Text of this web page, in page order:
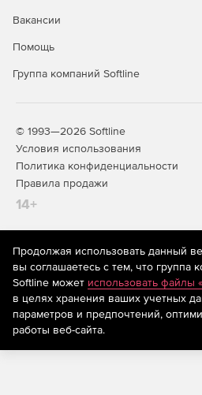
Вакансии
Помощь
Группа компаний Softline
© 1993—2026 Softline
Условия использования
Политика конфиденциальности
Правила продажи
14+
На информационном ресурсе
рекомендательные технологии
предоставления информации на
систематизации и анализа
предпочтениям пользователей
находящихся на территории
Продолжая использовать данный
вы соглашаетесь с тем, что группа
Softline может использовать файлы
в целях хранения ваших учетных
параметров и предпочтений,
работы веб-сайта.